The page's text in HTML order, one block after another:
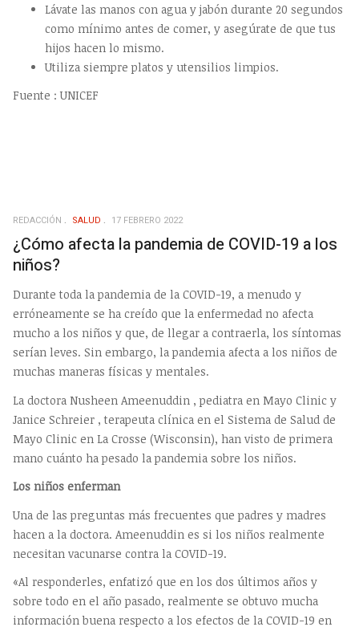
Lávate las manos con agua y jabón durante 20 segundos
como mínimo antes de comer, y asegúrate de que tus
hijos hacen lo mismo.
Utiliza siempre platos y utensilios limpios.
Fuente : UNICEF
REDACCIÓN SALUD 17 FEBRERO 2022
¿Cómo afecta la pandemia de COVID-19 a los
niños?
Durante toda la pandemia de la COVID-19, a menudo y
erróneamente se ha creído que la enfermedad no afecta
mucho a los niños y que, de llegar a contraerla, los síntomas
serían leves. Sin embargo, la pandemia afecta a los niños de
muchas maneras físicas y mentales.
La doctora Nusheen Ameenuddin , pediatra en Mayo Clinic y
Janice Schreier , terapeuta clínica en el Sistema de Salud de
Mayo Clinic en La Crosse (Wisconsin), han visto de primera
mano cuánto ha pesado la pandemia sobre los niños.
Los niños enferman
Una de las preguntas más frecuentes que padres y madres
hacen a la doctora. Ameenuddin es si los niños realmente
necesitan vacunarse contra la COVID-19.
«Al responderles, enfatizó que en los dos últimos años y
sobre todo en el año pasado, realmente se obtuvo mucha
información buena respecto a los efectos de la COVID-19 en